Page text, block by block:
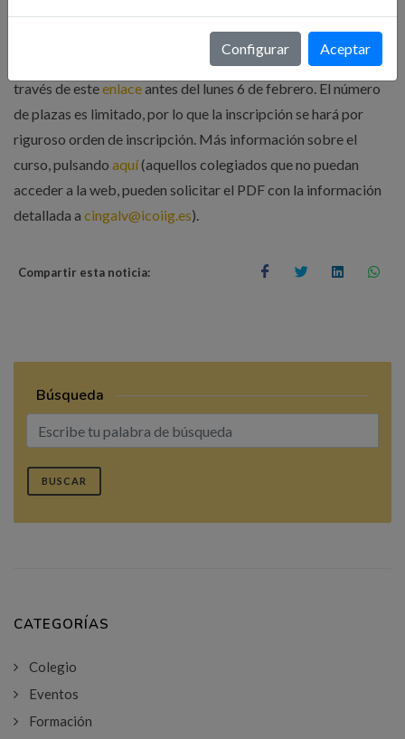
Todos aquellos interesados en anotarse deberán anotarse a
través de esteenlaceantes del lunes 6 de febrero. El número
de plazas es limitado, por lo que la inscripción se hará por
riguroso orden de inscripción. Más información sobre el
curso, pulsando aquí(aquellos colegiados que no puedan
acceder a la web, pueden solicitar el PDF con la información
detallada a cingalv@icoiig.es).
Compartir esta noticia:
Búsqueda
BUSCAR
CATEGORÍAS
Colegio
Eventos
Formación
Configurar Aceptar